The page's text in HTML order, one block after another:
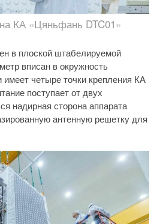
КА «Цяньфань DTC01»
в плоской штабелируемой
вписан в окружность
имеет четыре точки крепления КА
поступает от двух
надирная сторона аппарата
антенную решетку для